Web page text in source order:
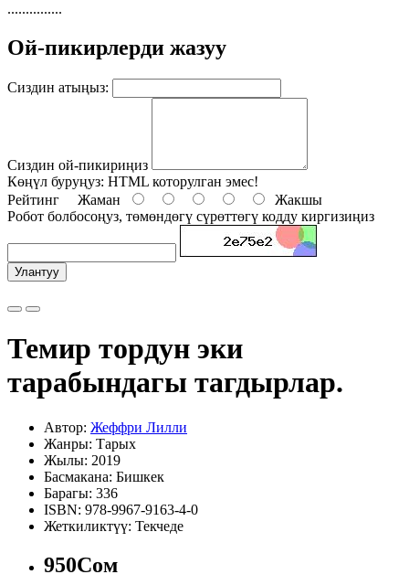
...............
Ой-пикирлерди жазуу
Сиздин атыңыз:
Сиздин ой-пикириңиз
Көңүл буруңуз: HTML которулган эмес!
Рейтинг Жаман
Жакшы
Робот болбосоңуз, төмөндөгү сүрөттөгү кодду киргизиңиз
Улантуу
Темир тордун эки
тарабындагы тагдырлар.
Автор: Жеффри Лилли
Жанры: Тарых
Жылы: 2019
Басмакана: Бишкек
Барагы: 336
ISBN: 978-9967-9163-4-0
Жеткиликтүү: Текчеде
950Сом